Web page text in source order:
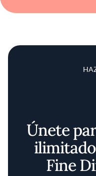
Únete
Fine